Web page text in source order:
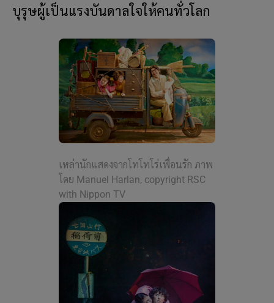
บุรุษผู้เป็นแรงบันดาลใจให้คนทั่วโลก
เหล่านักแสดงจากโทโทโร่เพื่อนรัก ภาพ
โดย Manuel Harlan, copyright RSC
with Nippon TV